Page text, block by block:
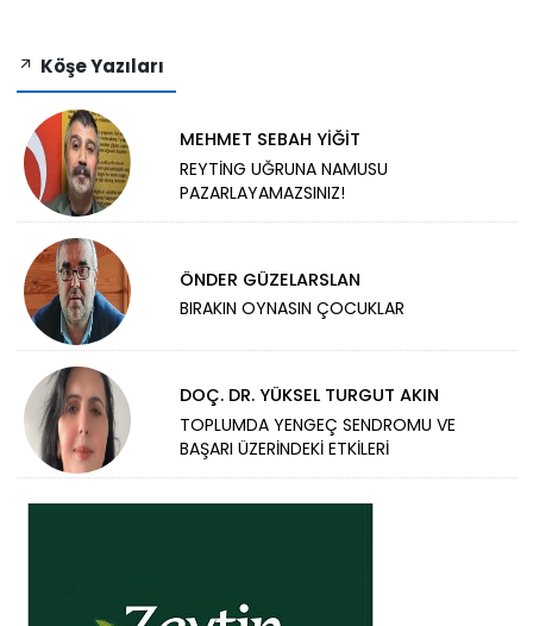
Köşe Yazıları
MEHMET SEBAH YİĞİT
REYTİNG UĞRUNA NAMUSU
PAZARLAYAMAZSINIZ!
ÖNDER GÜZELARSLAN
BIRAKIN OYNASIN ÇOCUKLAR
DOÇ. DR. YÜKSEL TURGUT AKIN
TOPLUMDA YENGEÇ SENDROMU VE
BAŞARI ÜZERİNDEKİ ETKİLERİ